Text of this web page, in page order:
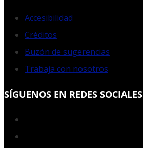
Accesibilidad
Créditos
Buzón de sugerencias
Trabaja con nosotros
SÍGUENOS EN REDES SOCIALES